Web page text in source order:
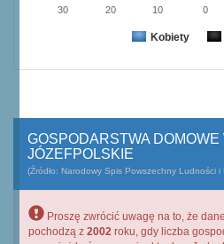
Kobiety
30 20 10 0
GOSPODARSTWA
JÓZEFPOLSKIE
(Źródło: Narodowy Spis Powszechny Ludności
Proszę zwrócić uwagę na to, że
pochodzą z 2002 roku, gdy liczba